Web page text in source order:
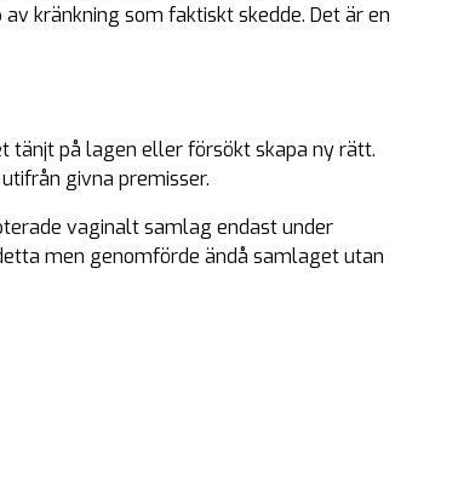
kränkning som faktiskt skedde. Det är en
tänjt på lagen eller försökt skapa ny rätt.
givna premisser.
vaginalt samlag endast under
men genomförde ändå samlaget utan